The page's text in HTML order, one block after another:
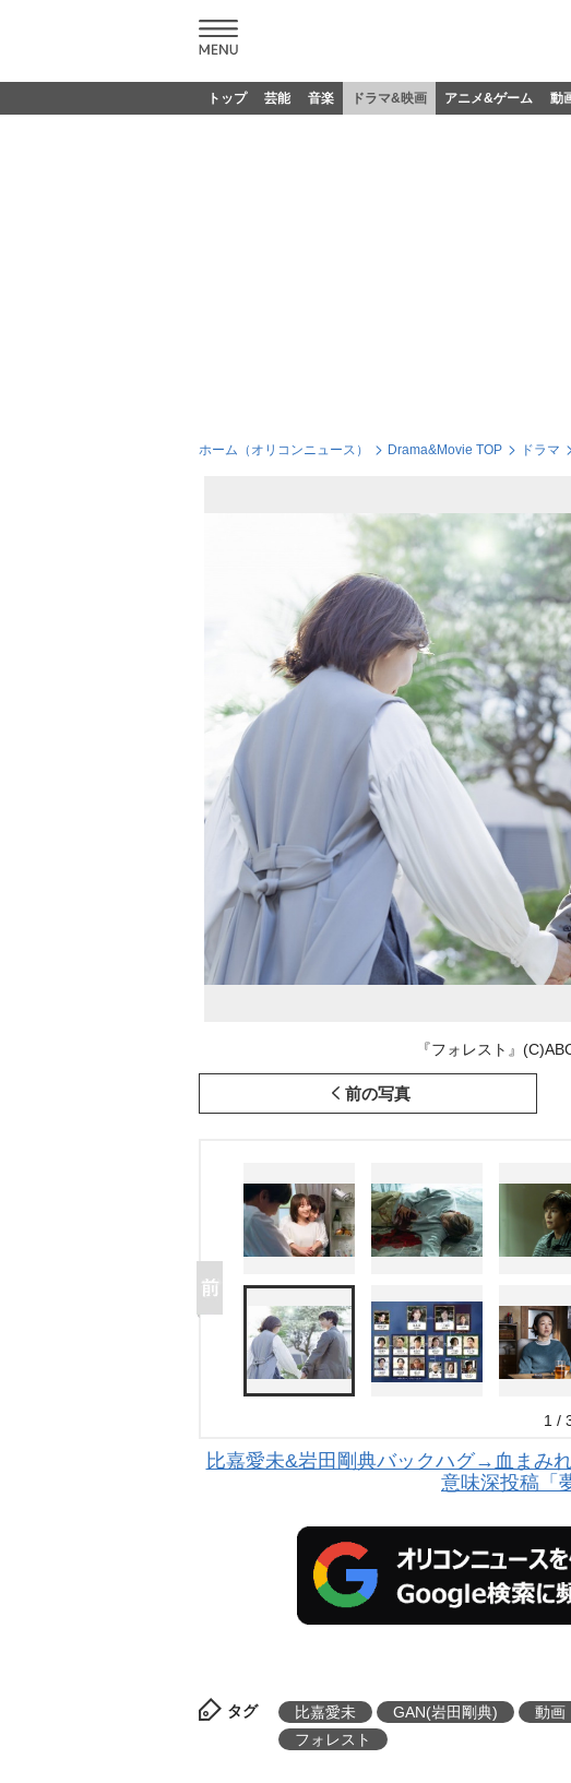
トップ 芸能 音楽 ドラマ&映画 アニメ&ゲーム 動
ホーム（オリコンニュース） Drama&Movie TOP ドラマ
『フォレスト』
前の写真
1 /
比嘉愛未&岩田剛典バックハグ→血まみ
意味深投稿「
タグ 比嘉愛未 GAN(岩田剛典) 動画
フォレスト